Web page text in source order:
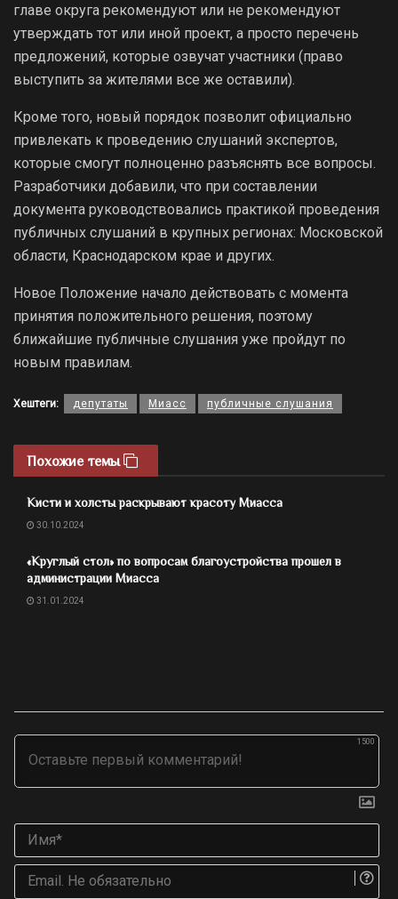
главе округа рекомендуют или не рекомендуют
утверждать тот или иной проект, а просто перечень
предложений, которые озвучат участники (право
выступить за жителями все же оставили).
Кроме того, новый порядок позволит официально
привлекать к проведению слушаний экспертов,
которые смогут полноценно разъяснять все вопросы.
Разработчики добавили, что при составлении
документа руководствовались практикой проведения
публичных слушаний в крупных регионах: Московской
области, Краснодарском крае и других.
Новое Положение начало действовать с момента
принятия положительного решения, поэтому
ближайшие публичные слушания уже пройдут по
новым правилам.
Хештеги: депутаты Миасс публичные слушания
Похожие темы
Кисти и холсты раскрывают красоту Миасса
30.10.2024
«Круглый стол» по вопросам благоустройства прошел в
администрации Миасса
31.01.2024
1500